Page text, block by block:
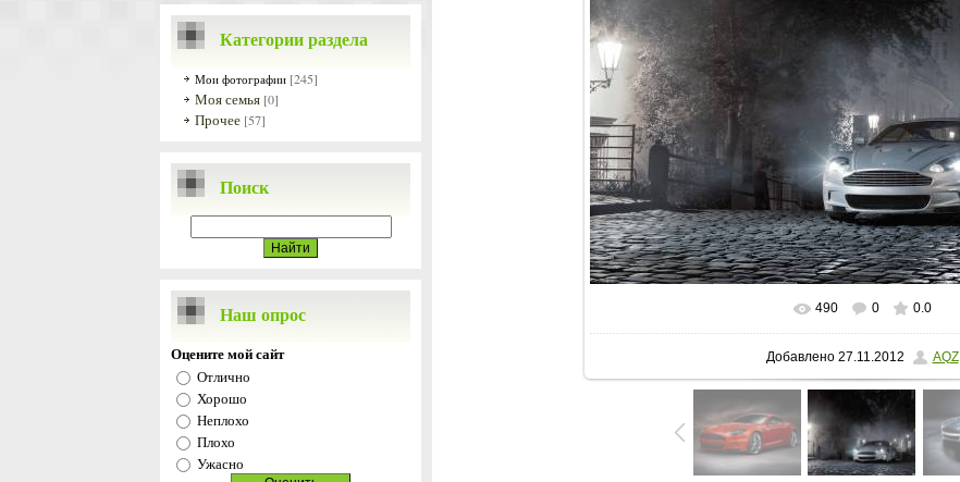
Категории раздела
Мои фотографии [245]
Моя семья [0]
Прочее [57]
Поиск
Наш опрос
Оцените мой сайт
Отлично
Хорошо
Неплохо
Плохо
Ужасно
В реальном размере 1600x1200
490 0 0.0
Добавлено27.11.2012 AQZ